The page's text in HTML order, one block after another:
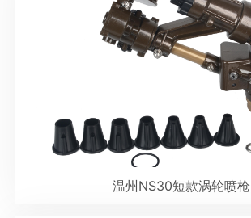
温州NS30短款涡轮喷枪